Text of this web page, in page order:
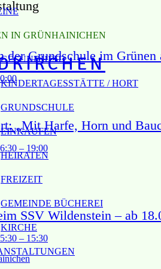
IN GRÜNHAINICHEN
GESUNDHEIT
KINDERTAGESSTÄTTE / HORT
GRUNDSCHULE
EINKAUFEN
HEIRATEN
FREIZEIT
GEMEINDE BÜCHEREI
KIRCHE
der Grundschule im Grünen
„Mit Harfe, Horn und
– 19:00
SSV Wildenstein – ab
– 15:30